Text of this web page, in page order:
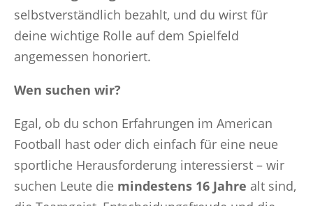
selbstverständlich bezahlt, und du wirst für
deine wichtige Rolle auf dem Spielfeld
angemessen honoriert.
Wen suchen wir?
Egal, ob du schon Erfahrungen im American
Football hast oder dich einfach für eine neue
sportliche Herausforderung interessierst – wir
suchen Leute die mindestens 16 Jahre alt sind,